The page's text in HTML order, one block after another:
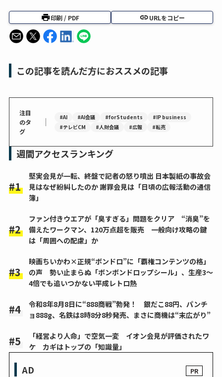
印刷 / PDF URLをコピー
この記事を読んだ方におススメの記事
注目
のタ
グ
｜ #AI #AI会議 #forStudents
#IP business
#テレビCM
#人財会議 #広報 #転売
週間アクセスランキング
堅実会見が一転、終盤で記者の怒り噴出 日本製紙の事故会
見はなぜ紛糾したのか 謝罪会見は「日頃の広報活動の通信
簿」
ファン付きウエアが「臭すぎる」問題をクリア “消臭”を
備えたワークマン、120万点超を販売 一般向け攻略の鍵
は「周囲への配慮」か
映画ちいかわ×正規“ボンドロ”に「覇権コンテンツの格」
の声 勢い止まらぬ「ボンボンドロップシール」、生産3～
4倍でも追いつかない平成レトロ熱
令和8年8月8日に“888商戦”勃発！ 銀だこ88円、パンチ
ョ888g、名鉄は8時8分8秒発売、まさに商機は“末広がり”
「経営より人命」で空気一変 イオン会見が評価されたワ
ケ カギはトップの「知識量」
AD